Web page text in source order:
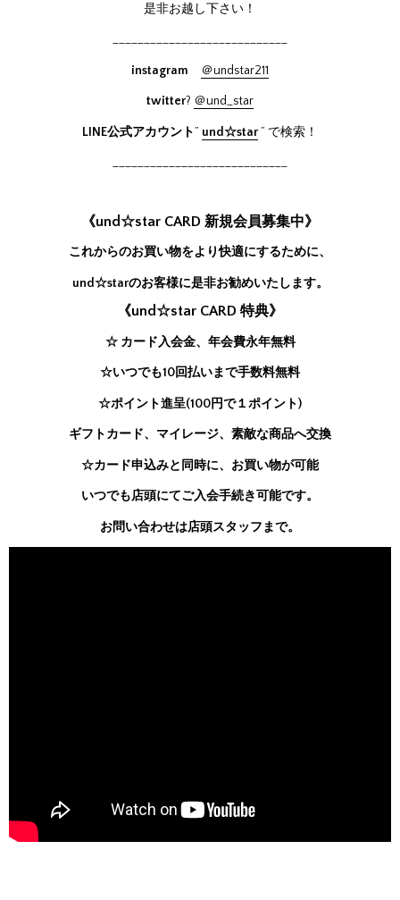
是非お越し下さい！
instagram ＠undstar211
twitter? ＠und_star
LINE公式アカウント” und☆star” で検索！
《und☆star CARD 新規会員募集中》
これからのお買い物をより快適にするために、
und☆starのお客様に是非お勧めいたします。
《und☆star CARD 特典》
☆ カード入会金、年会費永年無料
☆いつでも10回払いまで手数料無料
☆ポイント進呈(100円で１ポイント)
ギフトカード、マイレージ、素敵な商品へ交換
☆カード申込みと同時に、お買い物が可能
いつでも店頭にてご入会手続き可能です。
お問い合わせは店頭スタッフまで。